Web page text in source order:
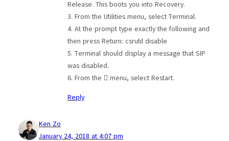
Release. This boots you into Recovery.
3. From the Utilities menu, select Terminal.
4. At the prompt type exactly the following and
then press Return: csrutil disable
5. Terminal should display a message that SIP
was disabled.
6. From the  menu, select Restart.
Reply
Ken Zo
January 24, 2018 at 4:07 pm